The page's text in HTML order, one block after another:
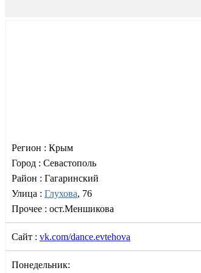
Регион : Крым
Город : Севастополь
Район : Гагаринский
Улица : Глухова, 76
Прочее : ост.Меншикова
Сайт : vk.com/dance.evtehova
Понедельник: